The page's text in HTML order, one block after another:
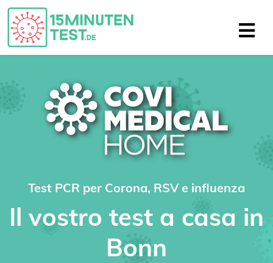
Test PCR per Corona, RSV e influenza
Il vostro test a casa in
Bonn